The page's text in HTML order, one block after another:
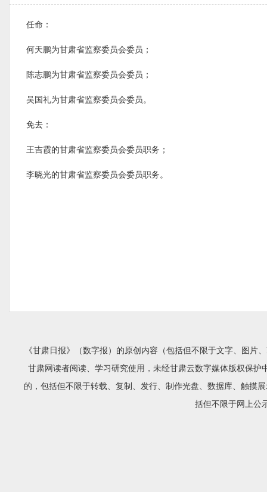
任命：
何天鹏为甘肃省监察委员会委员；
陈志鹏为甘肃省监察委员会委员；
吴国礼为甘肃省监察委员会委员。
免去：
王吉霞的甘肃省监察委员会委员职务；
李晓光的甘肃省监察委员会委员职务。
《甘肃日报》（数字报）的原创内容（包括但不限于文字、图
甘肃网读者阅读、学习研究使用，未经甘肃云数字媒体版权保
的，包括但不限于转载、复制、发行、制作光盘、数据库、触摸
括但不限于网上公